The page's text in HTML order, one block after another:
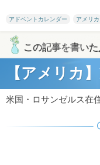
アドベントカレンダー アメリカ
この記事を書いた
【アメリカ
米国・ロサンゼルス在